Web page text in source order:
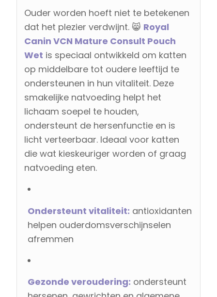
Ouder worden hoeft niet te betekenen
dat het plezier verdwijnt. 😸 Royal
Canin VCN Mature Consult Pouch
Wet is speciaal ontwikkeld om katten
op middelbare tot oudere leeftijd te
ondersteunen in hun vitaliteit. Deze
smakelijke natvoeding helpt het
lichaam soepel te houden,
ondersteunt de hersenfunctie en is
licht verteerbaar. Ideaal voor katten
die wat kieskeuriger worden of graag
natvoeding eten.
Ondersteunt vitaliteit: antioxidanten
helpen ouderdomsverschijnselen
afremmen
Gezonde veroudering: ondersteunt